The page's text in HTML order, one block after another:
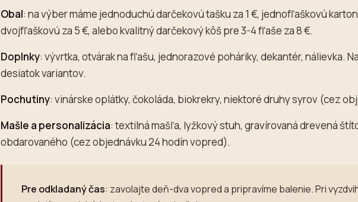
Obal: na výber máme jednoduchú darčekovú tašku za 1 €, jednofľaškovú
dvojfľaškovú za 5 €, alebo kvalitný darčekový kôš pre 3-4 fľaše za 8 €.
Doplnky: vývrtka, otvárak na fľašu, jednorazové poháriky, dekantér, nálievka.
desiatok variantov.
Pochutiny: vinárske oplátky, čokoláda, biokrekry, niektoré druhy syrov (cez
Mašle a personalizácia: textilná mašľa, lyžkový stuh, gravírovaná drevená
obdarovaného (cez objednávku 24 hodín vopred).
Pre odkladaný čas: zavolajte deň-dva vopred a pripravíme balenie. Pri